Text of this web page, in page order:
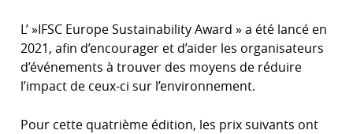
L’ »IFSC Europe Sustainability Award » a été lancé en
2021, afin d’encourager et d’aider les organisateurs
d’événements à trouver des moyens de réduire
l’impact de ceux-ci sur l’environnement.
Pour cette quatrième édition, les prix suivants ont